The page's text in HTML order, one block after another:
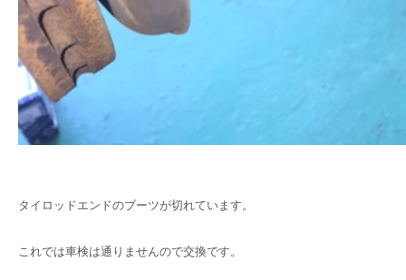
タイロッドエンドのブーツが切れています。
これでは車検は通りませんので交換です。